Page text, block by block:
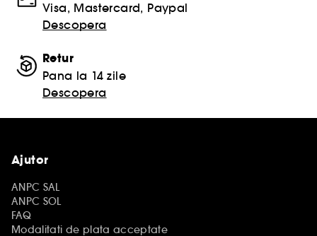
Visa, Mastercard, Paypal
Descopera
Retur
Pana la 14 zile
Descopera
Ajutor
ANPC SAL
ANPC SOL
FAQ
Modalitati de plata acceptate